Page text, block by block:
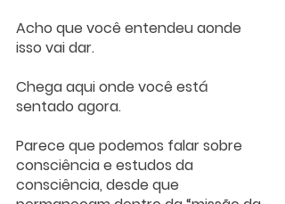
Acho que você entendeu aonde
isso vai dar.
Chega aqui onde você está
sentado agora.
Parece que podemos falar sobre
consciência e estudos da
consciência, desde que